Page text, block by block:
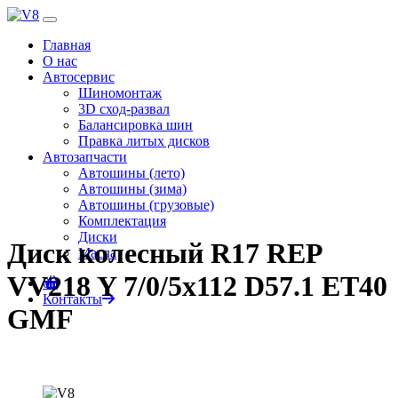
Главная
О нас
Автосервис
Шиномонтаж
3D сход-развал
Балансировка шин
Правка литых дисков
Автозапчасти
Автошины (лето)
Автошины (зима)
Автошины (грузовые)
Комплектация
Диски
Масла
0
Контакты
Диск колесный R17 REP
VV218 Y 7/0/5x112 D57.1 ET40
GMF